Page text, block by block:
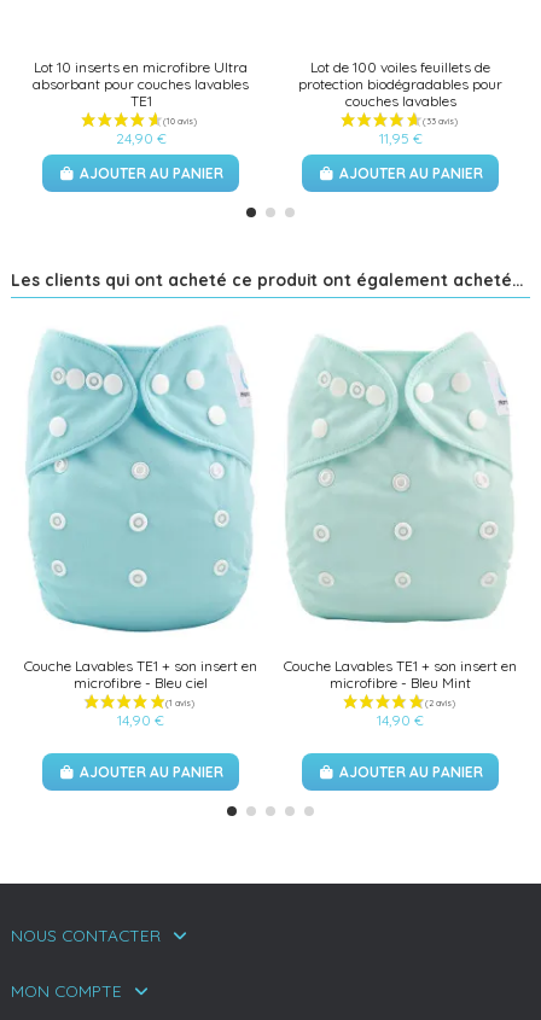
Lot 10 inserts en microfibre Ultra
absorbant pour couches lavables
TE1
24,90 €
AJOUTER AU PANIER
Lot de 100 voiles feuillets de
protection biodégradables pour
couches lavables
11,95 €
AJOUTER AU PANIER
Les clients qui ont acheté ce produit ont également acheté...
Couche Lavables TE1 + son insert en
microfibre - Bleu ciel
14,90 €
AJOUTER AU PANIER
Couche Lavables TE1 + son insert en
microfibre - Bleu Mint
14,90 €
AJOUTER AU PANIER
NOUS CONTACTER
MON COMPTE